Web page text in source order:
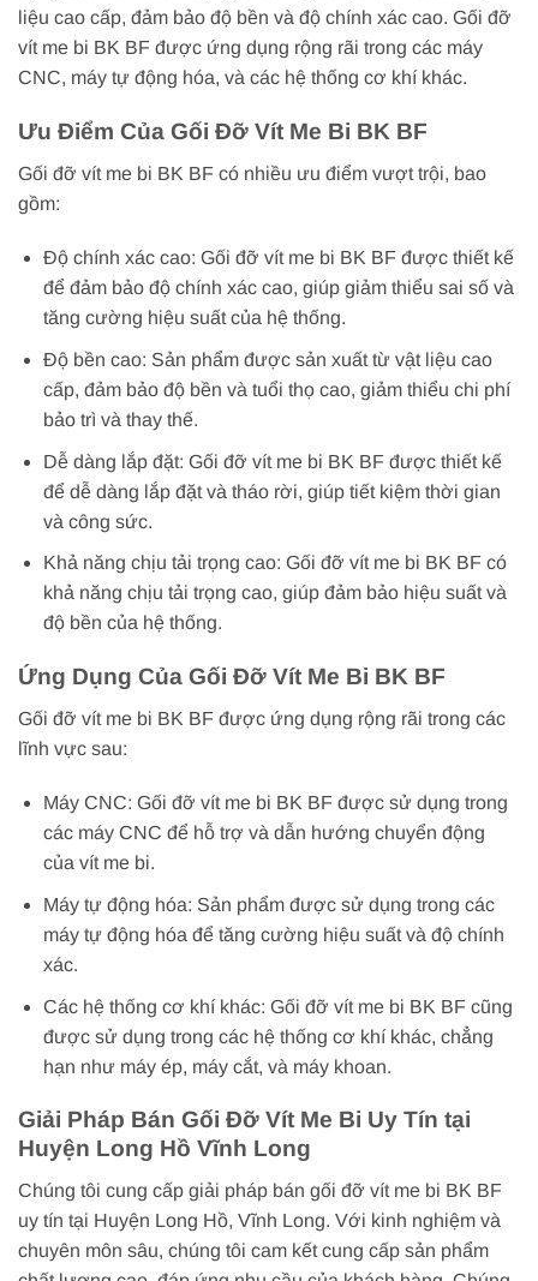
liệu cao cấp, đảm bảo độ bền và độ chính xác cao. Gối đỡ
vít me bi BK BF được ứng dụng rộng rãi trong các máy
CNC, máy tự động hóa, và các hệ thống cơ khí khác.
Ưu Điểm Của Gối Đỡ Vít Me Bi BK BF
Gối đỡ vít me bi BK BF có nhiều ưu điểm vượt trội, bao
gồm:
Độ chính xác cao: Gối đỡ vít me bi BK BF được thiết kế
để đảm bảo độ chính xác cao, giúp giảm thiểu sai số và
tăng cường hiệu suất của hệ thống.
Độ bền cao: Sản phẩm được sản xuất từ vật liệu cao
cấp, đảm bảo độ bền và tuổi thọ cao, giảm thiểu chi phí
bảo trì và thay thế.
Dễ dàng lắp đặt: Gối đỡ vít me bi BK BF được thiết kế
để dễ dàng lắp đặt và tháo rời, giúp tiết kiệm thời gian
và công sức.
Khả năng chịu tải trọng cao: Gối đỡ vít me bi BK BF có
khả năng chịu tải trọng cao, giúp đảm bảo hiệu suất và
độ bền của hệ thống.
Ứng Dụng Của Gối Đỡ Vít Me Bi BK BF
Gối đỡ vít me bi BK BF được ứng dụng rộng rãi trong các
lĩnh vực sau:
Máy CNC: Gối đỡ vít me bi BK BF được sử dụng trong
các máy CNC để hỗ trợ và dẫn hướng chuyển động
của vít me bi.
Máy tự động hóa: Sản phẩm được sử dụng trong các
máy tự động hóa để tăng cường hiệu suất và độ chính
xác.
Các hệ thống cơ khí khác: Gối đỡ vít me bi BK BF cũng
được sử dụng trong các hệ thống cơ khí khác, chẳng
hạn như máy ép, máy cắt, và máy khoan.
Giải Pháp Bán Gối Đỡ Vít Me Bi Uy Tín tại
Huyện Long Hồ Vĩnh Long
Chúng tôi cung cấp giải pháp bán gối đỡ vít me bi BK BF
uy tín tại Huyện Long Hồ, Vĩnh Long. Với kinh nghiệm và
chuyên môn sâu, chúng tôi cam kết cung cấp sản phẩm